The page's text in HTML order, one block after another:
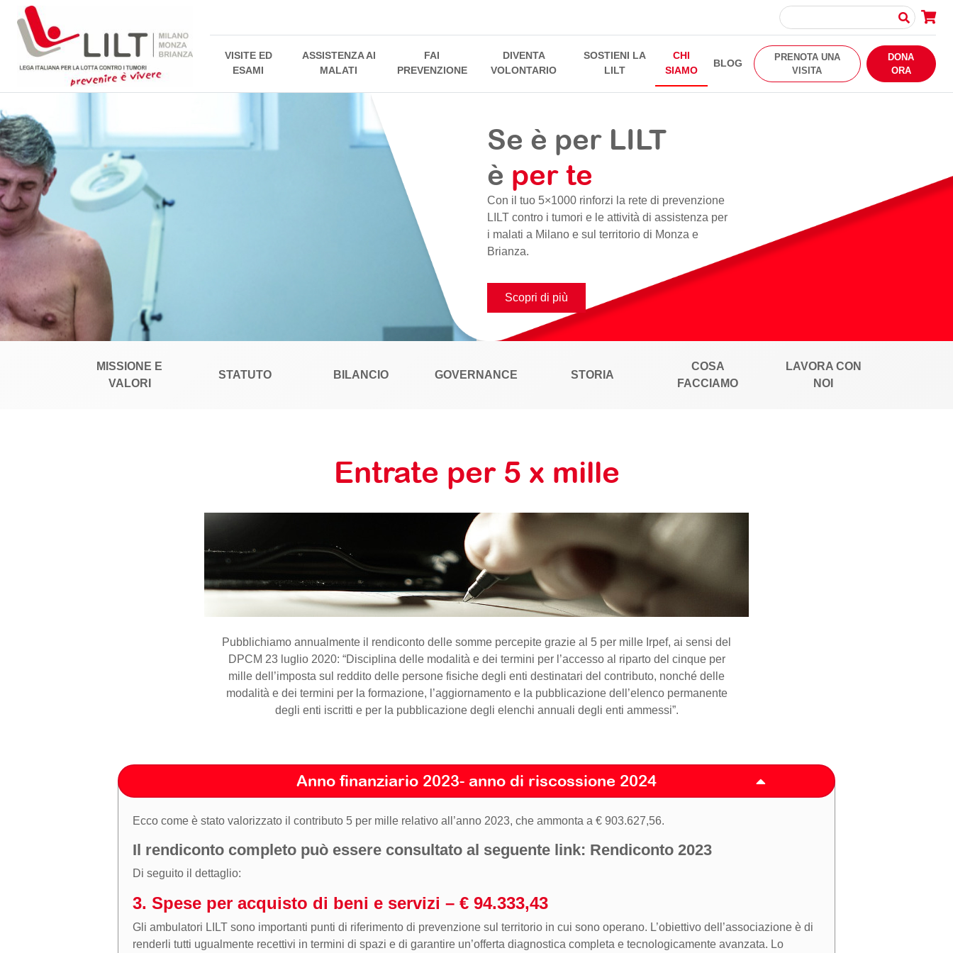
VISITE ED
ESAMI
ASSISTENZA AI
MALATI
FAI
PREVENZIONE
DIVENTA
VOLONTARIO
SOSTIENI LA
LILT
CHI
SIAMO
BLOG
PRENOTA UNA
VISITA
DONA
ORA
Se è per LILT
è per te
Con il tuo 5×1000 rinforzi la rete di prevenzione
LILT contro i tumori e le attività di assistenza per
i malati a Milano e sul territorio di Monza e
Brianza.
Scopri di più
MISSIONE E
VALORI
STATUTO BILANCIO GOVERNANCE STORIA
COSA
FACCIAMO
LAVORA CON
NOI
Entrate per 5 x mille
Pubblichiamo annualmente il rendiconto delle somme percepite grazie al 5 per mille Irpef, ai sensi del
DPCM 23 luglio 2020: “Disciplina delle modalità e dei termini per l’accesso al riparto del cinque per
mille dell’imposta sul reddito delle persone fisiche degli enti destinatari del contributo, nonché delle
modalità e dei termini per la formazione, l’aggiornamento e la pubblicazione dell’elenco permanente
degli enti iscritti e per la pubblicazione degli elenchi annuali degli enti ammessi”.
Anno finanziario 2023- anno di riscossione 2024
Ecco come è stato valorizzato il contributo 5 per mille relativo all’anno 2023, che ammonta a € 903.627,56.
Il rendiconto completo può essere consultato al seguente link: Rendiconto 2023
Di seguito il dettaglio:
3. Spese per acquisto di beni e servizi – € 94.333,43
Gli ambulatori LILT sono importanti punti di riferimento di prevenzione sul territorio in cui sono operano. L’obiettivo dell’associazione è di
renderli tutti ugualmente recettivi in termini di spazi e di garantire un’offerta diagnostica completa e tecnologicamente avanzata. Lo